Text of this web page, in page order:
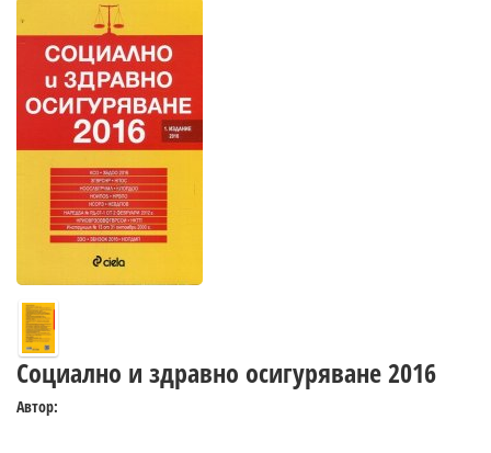
Социално и здравно осигуряване 2016
Автор: